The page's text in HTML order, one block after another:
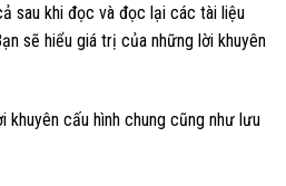
sau khi đọc và đọc lại các tài liệu
sẽ hiểu giá trị của những lời khuyên
khuyên cấu hình chung cũng như lưu